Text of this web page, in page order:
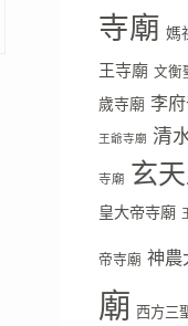
寺廟 媽
王寺廟 文衡
歲寺廟 李
王爺寺廟 清
寺廟 玄
皇大帝寺廟
帝寺廟 神農
廟 西方三